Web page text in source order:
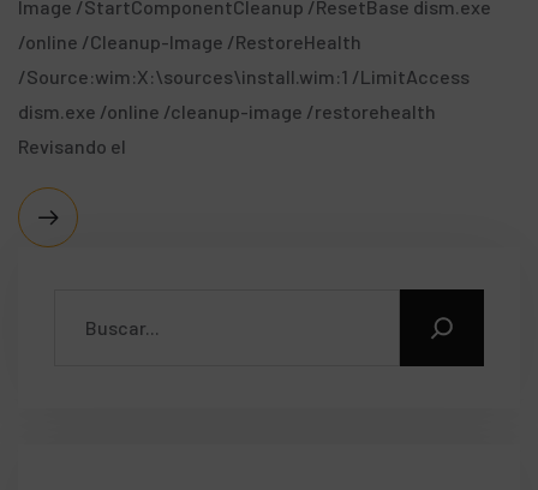
Image /StartComponentCleanup /ResetBase dism.exe
/online /Cleanup-Image /RestoreHealth
/Source:wim:X:\sources\install.wim:1 /LimitAccess
dism.exe /online /cleanup-image /restorehealth
Revisando el